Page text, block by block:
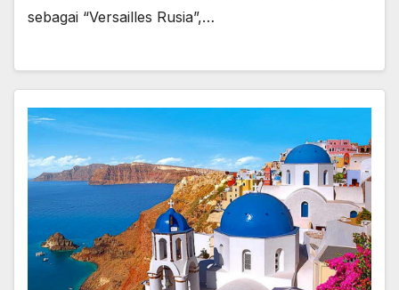
sebagai “Versailles Rusia”,…